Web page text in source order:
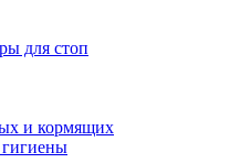
для стоп
и кормящих
гигиены